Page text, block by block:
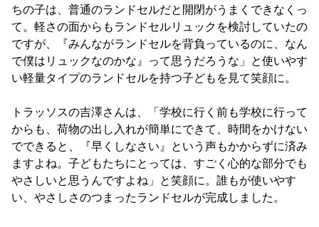
ちの子は、普通のランドセルだと開閉がうまくできなくっ
て。軽さの面からもランドセルリュックを検討していたの
ですが、『みんながランドセルを背負っているのに、なん
で僕はリュックなのかな』って思うだろうな」と使いやす
い軽量タイプのランドセルを持つ子どもを見て笑顔に。
トラッソスの吉澤さんは、「学校に行く前も学校に行って
からも、荷物の出し入れが簡単にできて、時間をかけない
でできると、『早くしなさい』という声もかからずに済み
ますよね。子どもたちにとっては、すごく心的な部分でも
やさしいと思うんですよね」と笑顔に。誰もが使いやす
い、やさしさのつまったランドセルが完成しました。